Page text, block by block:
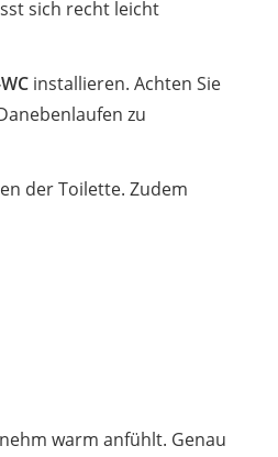
sich recht leicht
installieren. Achten Sie
zu
der Toilette. Zudem
warm anfühlt. Genau